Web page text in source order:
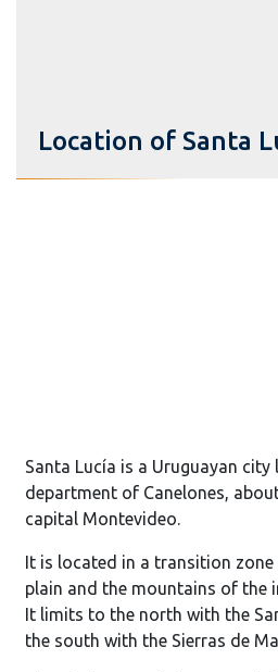
Location of Santa
Santa Lucía is a Uruguayan
department of Canelones,
capital Montevideo.
It is located in a transition
plain and the mountains of the
It limits to the north with the
the south with the Sierras de